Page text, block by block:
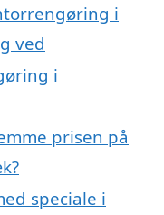
i
ved
i
prisen på
speciale i